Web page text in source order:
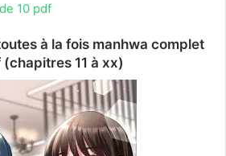
10 pdf
à la fois manhwa complet
(chapitres 11 à xx)